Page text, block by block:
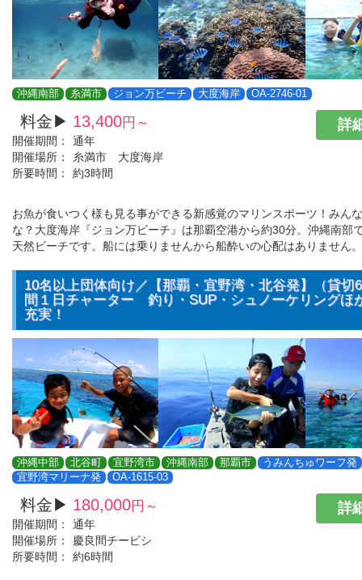
沖縄南部 糸満市 ジョン万ビーチ 大度海岸 OA-2746-01
料金▶ 13,400円～
開催期間：
通年
開催場所：
糸満市 大度海岸
所要時間：
約3時間
詳
お魚が食いつく様も見る事ができる新感覚のマリンスポーツ！みん
な？大度海岸『ジョン万ビーチ』は那覇空港から約30分。沖縄南部
天然ビーチです。船には乗りませんから船酔いの心配はありません。
10名以上団体向け／【那覇・宜野湾・北谷発】（貸切
間１日チャーター 釣り・SUP・シュノーケリングほ
充実！
沖縄中部 北谷町 宜野湾市 沖縄南部 那覇市
うみんちゅワーフ発
宜野湾マリーナ発
OA-1615-03
料金▶ 180,000円～
開催期間：
通年
開催場所：
慶良間チービシ
所要時間：
約6時間
詳